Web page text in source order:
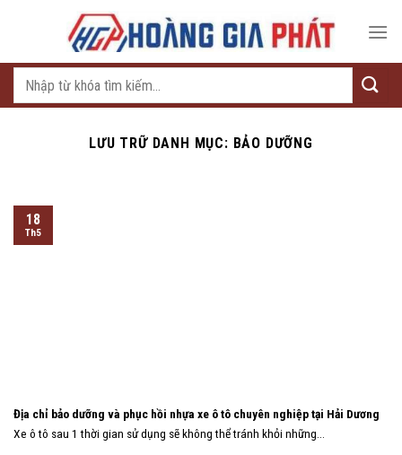
Tìm
LƯU TRỮ DANH MỤC: BẢO DƯỠNG
Địa chỉ bảo dưỡng và phục hồi nhựa xe ô tô chuyên nghiệp tại Hải Dương
Xe ô tô sau 1 thời gian sử dụng sẽ không thể tránh khỏi những...
18
Th5